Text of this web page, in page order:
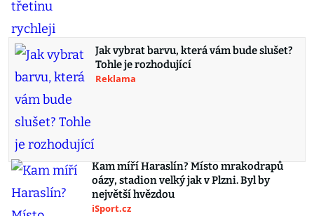
Jak vybrat barvu, která vám bude slušet?
Tohle je rozhodující
Reklama
Kam míří Haraslín? Místo mrakodrapů
oázy, stadion velký jak v Plzni. Byl by
největší hvězdou
iSport.cz